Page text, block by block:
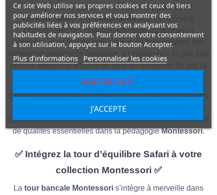
Ce site Web utilise ses propres cookies et ceux de tiers
pour améliorer nos services et vous montrer des
publicités liées à vos préférences en analysant vos
habitudes de navigation. Pour donner votre consentement
à son utilisation, appuyez sur le bouton Accepter.
Plus d'informations Personnaliser les cookies
REJETER TOUT
J'ACCEPTE
C’est un jeu qui aide à développer lapatience, la
concentration, et lecontrôle de soi. L’esthétique
chaleureuse de la savane, les couleurs douces et
naturelles, et la texture authentique du bois ajoutent une
enfants adorent le toucher du bois et l’excitation de voir la
Ce jeu favorise aussi les interactions sociales : les enfants
apprennent à attendre leur tour, à féliciter les autres, à
gérer leurs émotions face à l’échec ou à la réussite. Autant
de qualités essentielles dans la pédagogieMontessori.
✅Intégrez la tour d’équilibre Safari à votre
collection Montessori ✅
La tour bancale Montessori s’intègre à merveille dans